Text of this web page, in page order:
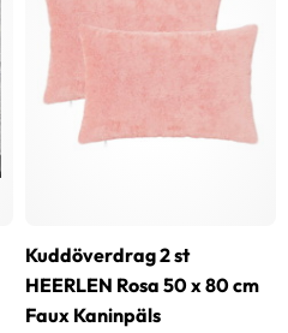
Kuddöverdrag 2 st
HEERLEN Rosa 50 x 80 cm
Faux Kaninpäls